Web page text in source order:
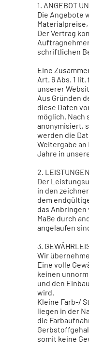
1. ANGEBOT
Die Angebote
Der Vertrag
schriftlichen
Eine
Art. 6 Abs. 1
unserer
Aus Gründen
diese Daten
möglich. Nach
anonymisiert,
werden die
Weitergabe
Jahre in
2.
Der
in den
dem
das
Maße durch
angelaufen
3.
Wir
Eine volle
keinen
und den
wird.
Kleine Farb-/
liegen in der
die
somit keine